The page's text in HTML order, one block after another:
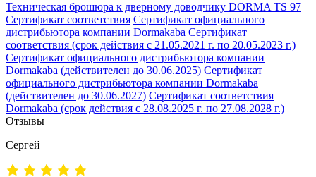
Техническая брошюра к дверному доводчику DORMA TS 97
Сертификат соответствия Сертификат официального
дистрибьютора компании Dormakaba Сертификат
соответствия (срок действия с 21.05.2021 г. по 20.05.2023 г.)
Сертификат официального дистрибьютора компании
Dormakaba (действителен до 30.06.2025) Сертификат
официального дистрибьютора компании Dormakaba
(действителен до 30.06.2027) Сертификат соответствия
Dormakaba (срок действия с 28.08.2025 г. по 27.08.2028 г.)
Отзывы
Сергей